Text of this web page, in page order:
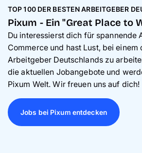
TOP 100 DER BESTEN ARBEITGEBER
Pixum - Ein "Great Place to
Du interessierst dich für spannende
Commerce und hast Lust, bei einem
Arbeitgeber Deutschlands zu
die aktuellen Jobangebote und
Pixum Welt. Wir freuen uns auf dich!
Jobs bei Pixum entdecken